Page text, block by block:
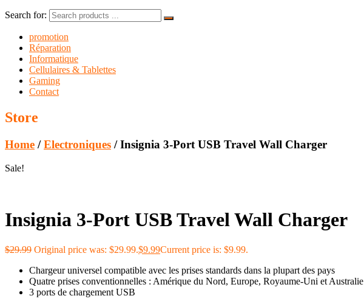
Search for:
promotion
Réparation
Informatique
Cellulaires & Tablettes
Gaming
Contact
Store
Home /Electroniques / Insignia 3-Port USB Travel Wall Charger
Sale!
Insignia 3-Port USB Travel Wall Charger
$29.99 Original price was: $29.99.$9.99Current price is: $9.99.
Chargeur universel compatible avec les prises standards dans la plupart des pays
Quatre prises conventionnelles : Amérique du Nord, Europe, Royaume-Uni et Australie
3 ports de chargement USB